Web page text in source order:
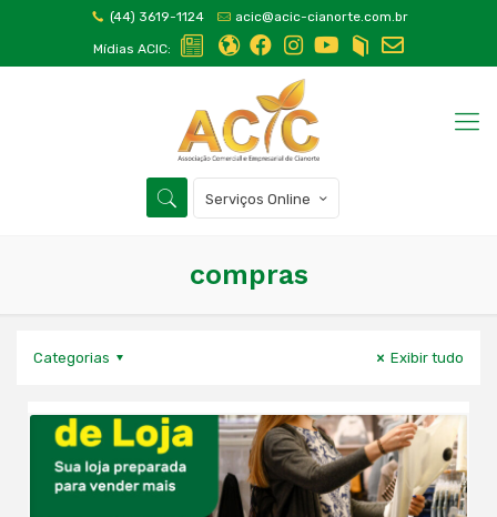
(44) 3619-1124 acic@acic-cianorte.com.br
Mídias ACIC:
Serviços Online
compras
Categorias Exibir tudo